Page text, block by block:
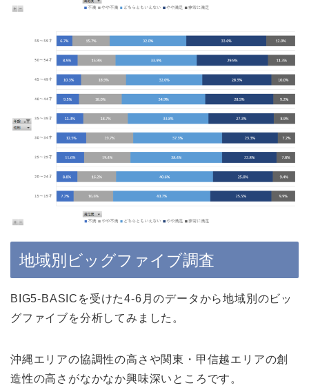
地域別ビッグファイブ調査
BIG5-BASICを受けた4-6月のデータから地域別のビッ
グファイブを分析してみました。
沖縄エリアの協調性の高さや関東・甲信越エリアの創
造性の高さがなかなか興味深いところです。